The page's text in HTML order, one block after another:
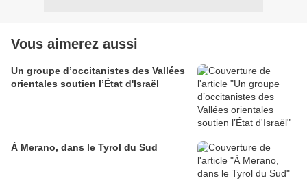
Vous aimerez aussi
Un groupe d’occitanistes des Vallées
orientales soutien l’État d'Israël
À Merano, dans le Tyrol du Sud